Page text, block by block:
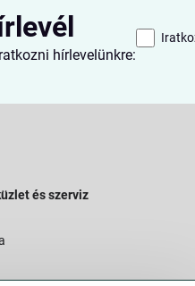
hírlevelünkre:
és szerviz